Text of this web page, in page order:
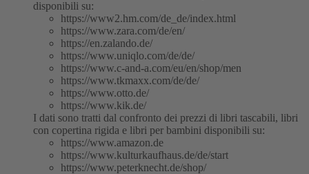
disponibili su:
https://www2.hm.com/de_de/index.html
https://www.zara.com/de/en/
https://en.zalando.de/
https://www.uniqlo.com/de/de/
https://www.c-and-a.com/eu/en/shop/men
https://www.tkmaxx.com/de/de/
https://www.otto.de/
https://www.kik.de/
I dati sono tratti dal confronto dei prezzi di libri tascabili, libri
con copertina rigida e libri per bambini disponibili su:
https://www.amazon.de
https://www.kulturkaufhaus.de/de/start
https://www.peterknecht.de/shop/